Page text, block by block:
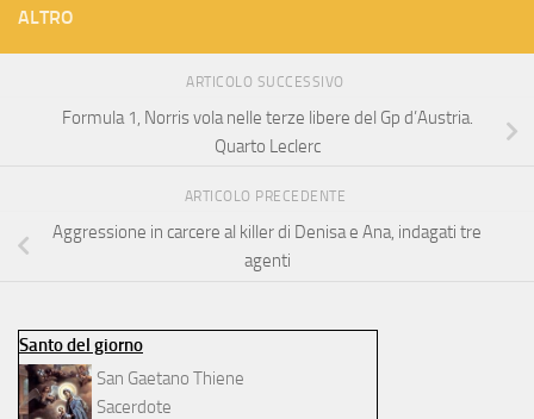
ALTRO
ARTICOLO SUCCESSIVO
Formula 1, Norris vola nelle terze libere del Gp d’Austria.
Quarto Leclerc
ARTICOLO PRECEDENTE
Aggressione in carcere al killer di Denisa e Ana, indagati tre
agenti
Santo del giorno
San Gaetano Thiene
Sacerdote